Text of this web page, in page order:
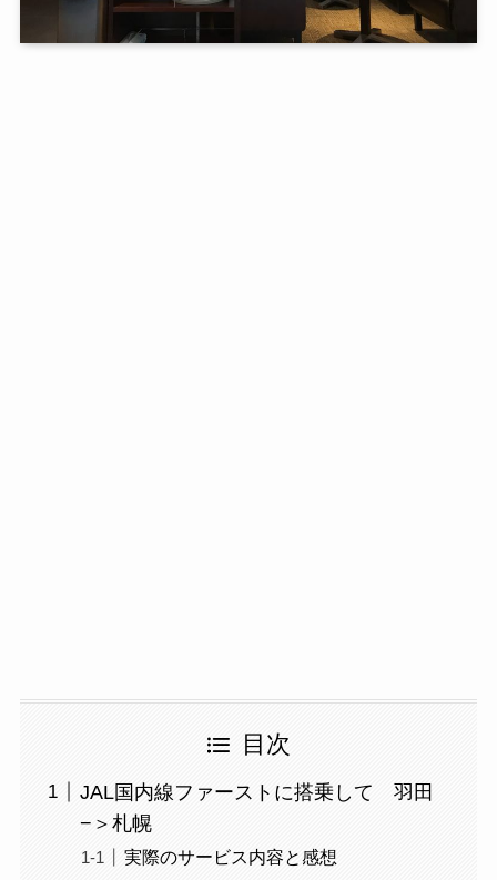
目次
JAL国内線ファーストに搭乗して 羽田
−＞札幌
実際のサービス内容と感想